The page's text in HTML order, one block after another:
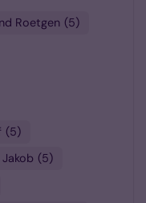
Roetgen
5
5
5